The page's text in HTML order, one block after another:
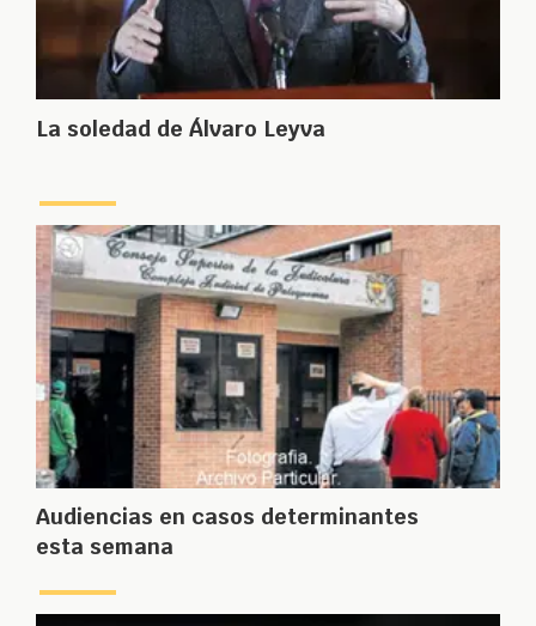
La soledad de Álvaro Leyva
Audiencias en casos determinantes
esta semana